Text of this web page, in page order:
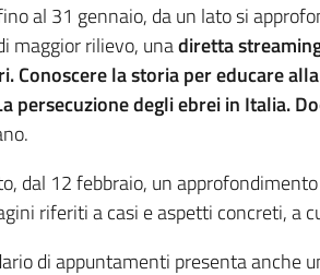
al 31 gennaio, da un lato si
maggior rilievo, unadiretta
Conoscere la storia per educare
persecuzione degli ebrei in Italia.
dal 12 febbraio, un
riferiti a casi e aspetti concreti, a
di appuntamenti presenta anche